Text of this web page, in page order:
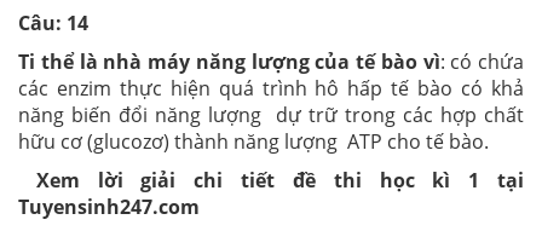
Câu: 14
Ti thể là nhà máy năng lượng của tế bào vì: có chứa
các enzim thực hiện quá trình hô hấp tế bào có khả
năng biến đổi năng lượng dự trữ trong các hợp chất
hữu cơ (glucozơ) thành năng lượng ATP cho tế bào.
Xem lời giải chi tiết đề thi học kì 1 tại
Tuyensinh247.com